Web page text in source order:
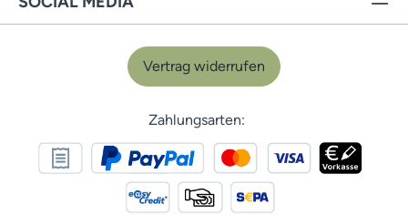
Vertrag widerrufen
Zahlungsarten: